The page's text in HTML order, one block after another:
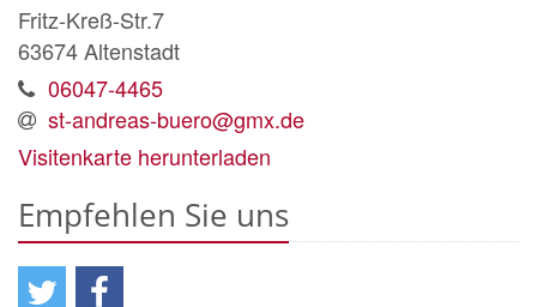
Fritz-Kreß-Str.7
63674Altenstadt
06047-4465
st-andreas-buero@gmx.de
Visitenkarte herunterladen
Empfehlen Sie uns